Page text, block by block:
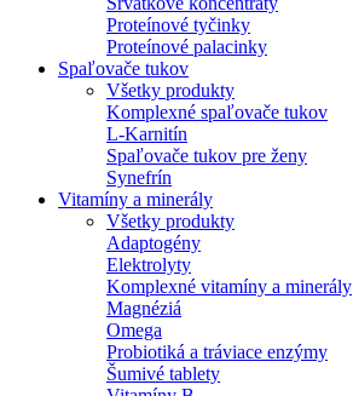
Proteínové tyčinky
Proteínové palacinky
Spaľovače tukov
Všetky produkty
Komplexné spaľovače tukov
L-Karnitín
Spaľovače tukov pre ženy
Synefrín
Vitamíny a minerály
Všetky produkty
Adaptogény
Elektrolyty
Komplexné vitamíny a minerály
Magnéziá
Omega
Probiotiká a tráviace enzýmy
Šumivé tablety